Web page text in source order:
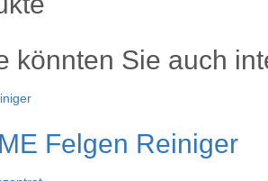
könnten Sie auch
Felgen Reiniger